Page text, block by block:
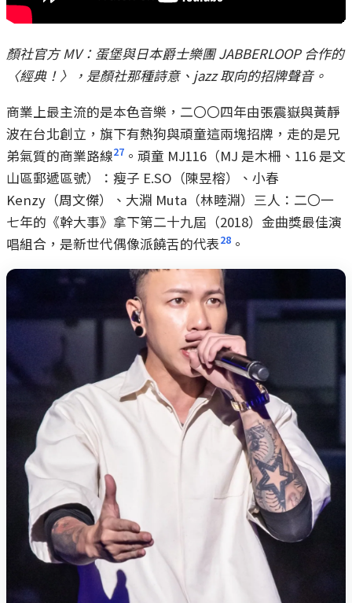
顏社官方 MV：蛋堡與日本爵士樂團 JABBERLOOP 合作的
〈經典！〉，是顏社那種詩意、jazz 取向的招牌聲音。
商業上最主流的是本色音樂，二〇〇四年由張震嶽與黃靜
波在台北創立，旗下有熱狗與頑童這兩塊招牌，走的是兄
弟氣質的商業路線27 。頑童 MJ116（MJ 是木柵、116 是文
山區郵遞區號）：瘦子 E.SO（陳昱榕）、小春
Kenzy（周文傑）、大淵 Muta（林睦淵）三人：二〇一
七年的《幹大事》拿下第二十九屆（2018）金曲獎最佳演
唱組合，是新世代偶像派饒舌的代表28 。